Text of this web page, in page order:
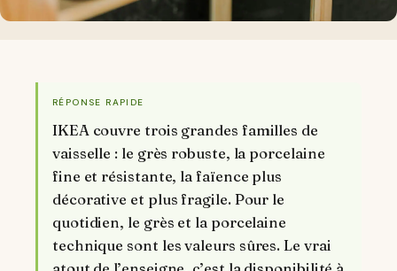
RÉPONSE RAPIDE
IKEA couvre trois grandes familles de
vaisselle : le grès robuste, la porcelaine
fine et résistante, la faïence plus
décorative et plus fragile. Pour le
quotidien, le grès et la porcelaine
technique sont les valeurs sûres. Le vrai